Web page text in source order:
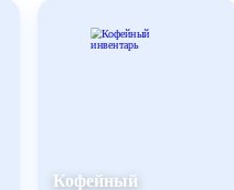
Кофейный